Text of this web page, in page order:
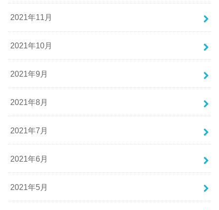
2021年11月
2021年10月
2021年9月
2021年8月
2021年7月
2021年6月
2021年5月